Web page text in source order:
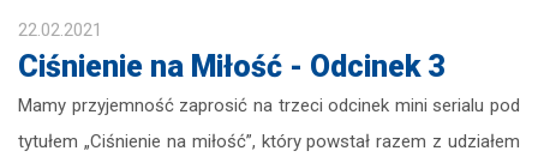
22.02.2021
Ciśnienie na Miłość - Odcinek 3
Mamy przyjemność zaprosić na trzeci odcinek mini serialu pod
tytułem „Ciśnienie na miłość”, który powstał razem z udziałem
internetowej firmy HYDRO: www.hydro.com.pl
zapisz